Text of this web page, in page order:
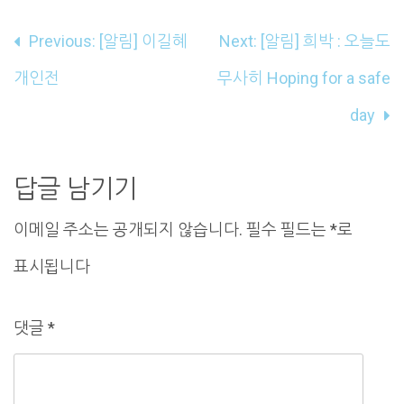
글
내
이
션
Previous: [알림] 이길혜
개인전
Next: [알림] 희박 : 오늘도
무사히 Hoping for a safe
day
답글 남기기
이메일 주소는 공개되지 않습니다. 필수 필드는 *로
표시됩니다
댓글 *